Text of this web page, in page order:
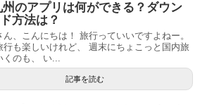
州のアプリは何ができる？ダウン
方法は？
ん、こんにちは！ 旅行っていいですよねー。
行も楽しいけれど、 週末にちょこっと国内旅
くのも、 い...
記事を読む